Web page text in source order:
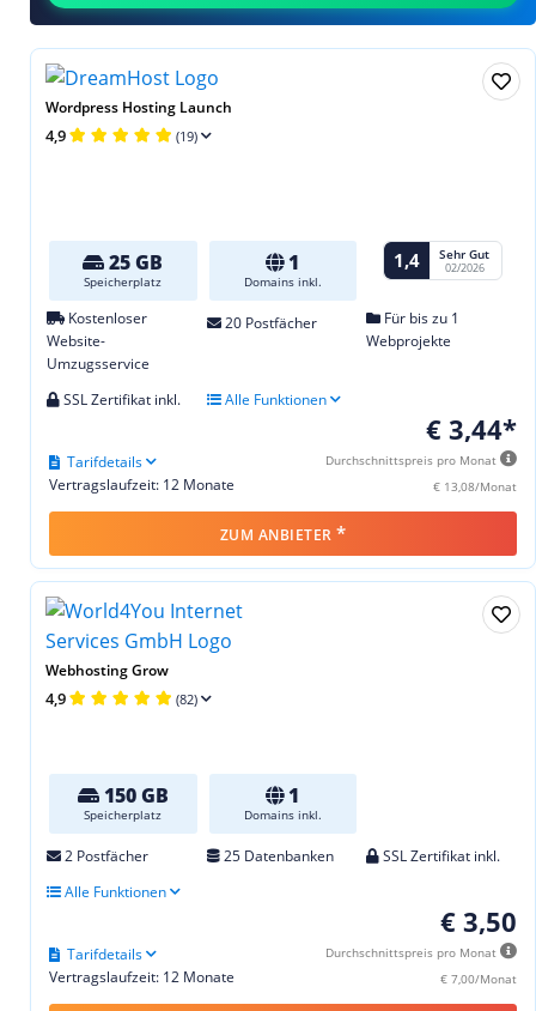
Wordpress Hosting Launch
4,9 (19)
25 GB
Speicherplatz
1
Domains inkl.
1,4 Sehr Gut
02/2026
Kostenloser
Website-
Umzugsservice
20 Postfächer
Für bis zu 1
Webprojekte
SSL Zertifikat inkl. Alle Funktionen
€ 3,44*
Durchschnittspreis pro Monat
€ 13,08/Monat
Vertragslaufzeit: 12 Monate
Tarifdetails
ZUM ANBIETER *
Webhosting Grow
4,9 (82)
150 GB
Speicherplatz
1
Domains inkl.
2 Postfächer 25 Datenbanken
SSL Zertifikat inkl.
Alle Funktionen
€ 3,50
Durchschnittspreis pro Monat
€ 7,00/Monat
Vertragslaufzeit: 12 Monate
Tarifdetails